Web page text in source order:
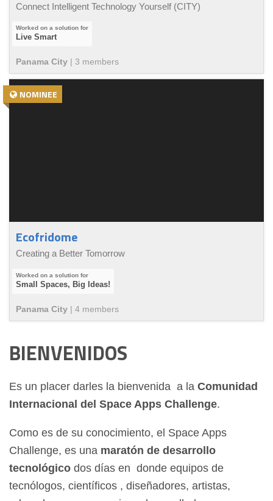
Connect Intelligent Technology Yourself (CITY)
Live Smart
Panama City | 3 members
NOMINEE
Ecofridome
Creating a Better Tomorrow
Small Spaces, Big Ideas!
Panama City | 4 members
BIENVENIDOS
Es un placer darles la bienvenida a la Comunidad
Internacional del Space Apps Challenge.
Como es de su conocimiento, el Space Apps
Challenge, es una maratón de desarrollo
tecnológico dos días en donde equipos de
tecnólogos, científicos , diseñadores, artistas,